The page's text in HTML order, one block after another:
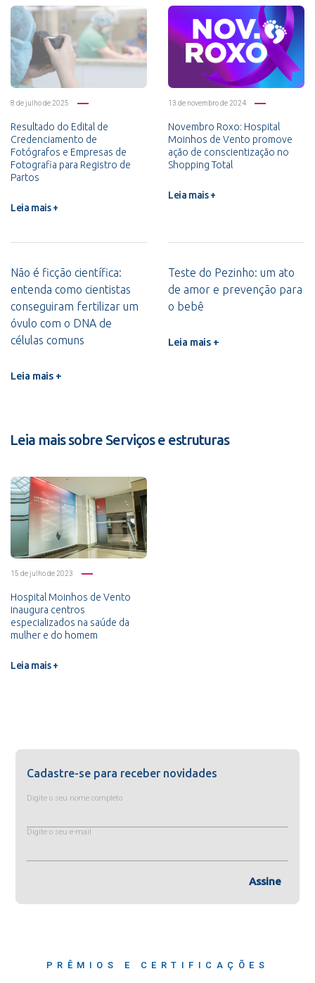
8 de julho de 2025
Resultado do Edital de
Credenciamento de
Fotógrafos e Empresas de
Fotografia para Registro de
Partos
Leia mais +
13 de novembro de 2024
Novembro Roxo: Hospital
Moinhos de Vento promove
ação de conscientização no
Shopping Total
Leia mais +
Não é ficção científica:
entenda como cientistas
conseguiram fertilizar um
óvulo com o DNA de
células comuns
Leia mais +
Teste do Pezinho: um ato
de amor e prevenção para
o bebê
Leia mais +
Leia mais sobre Serviços e estruturas
15 de julho de 2023
Hospital Moinhos de Vento
inaugura centros
especializados na saúde da
mulher e do homem
Leia mais +
Cadastre-se para receber novidades
Digite o seu nome completo
Digite o seu e-mail
Assine
PRÊMIOS E CERTIFICAÇÕES